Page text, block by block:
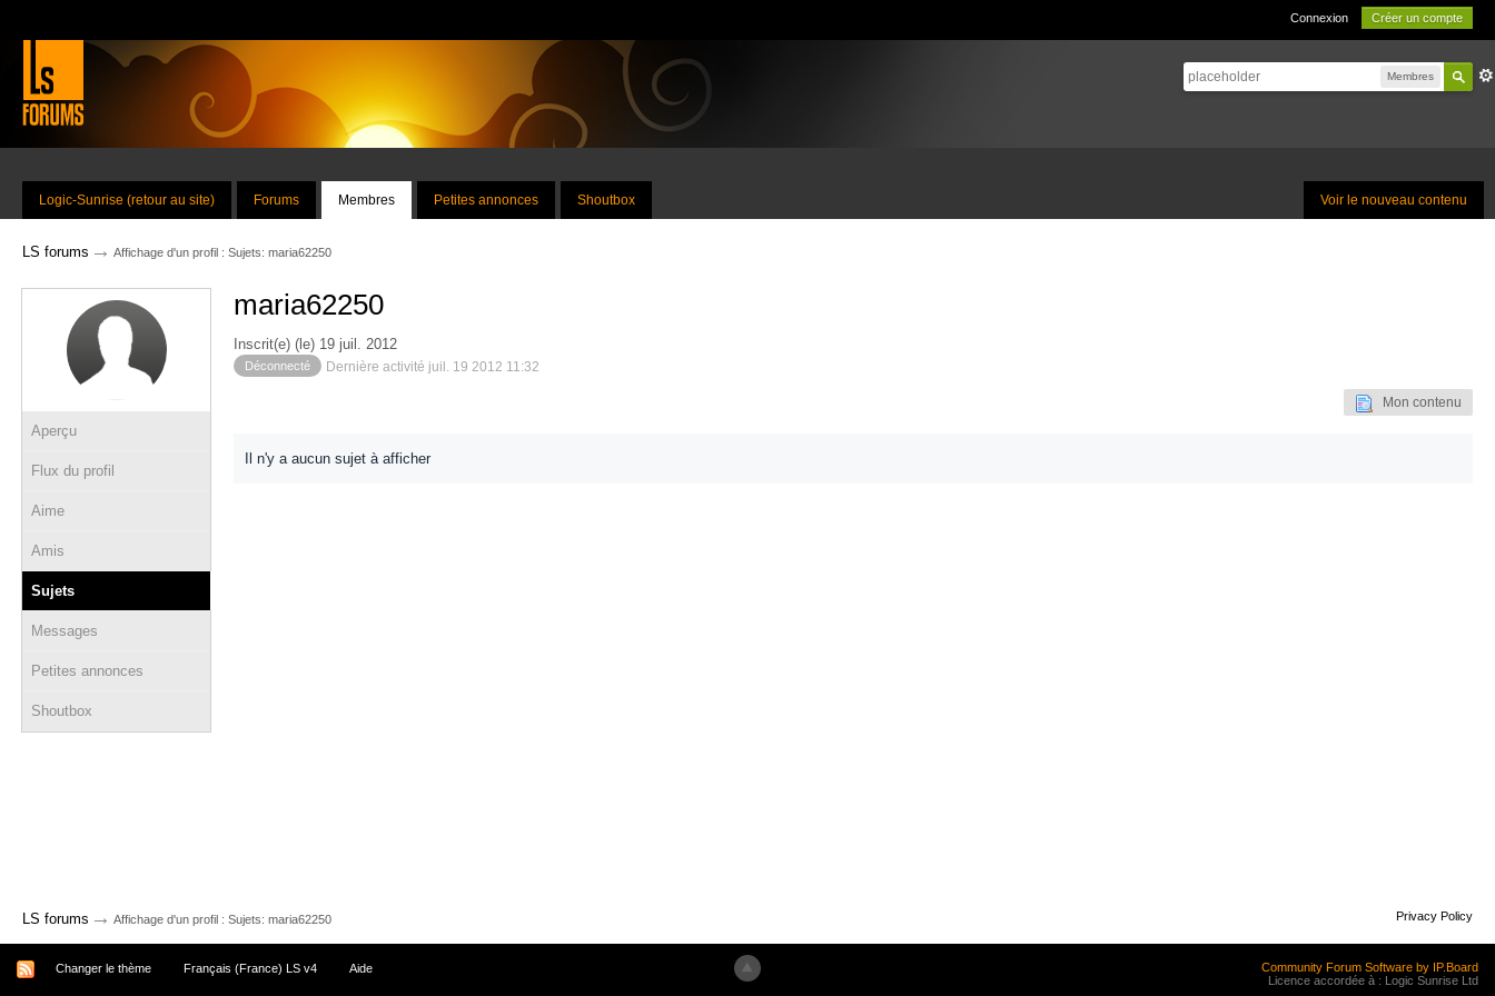
Connexion Créer un compte
Membres
Voir le nouveau contenu
Logic-Sunrise (retour au site) Forums Membres Petites annonces Shoutbox
LS forums → Affichage d'un profil : Sujets: maria62250
Aperçu
Flux du profil
Aime
Amis
Sujets
Messages
Petites annonces
Shoutbox
maria62250
Inscrit(e) (le) 19 juil. 2012
Déconnecté Dernière activité juil. 19 2012 11:32
Mon contenu
Il n'y a aucun sujet à afficher
LS forums → Affichage d'un profil : Sujets: maria62250 Privacy Policy
Changer le thème Français (France) LS v4 Aide
Community Forum Software by IP.Board
Licence accordée à : Logic Sunrise Ltd